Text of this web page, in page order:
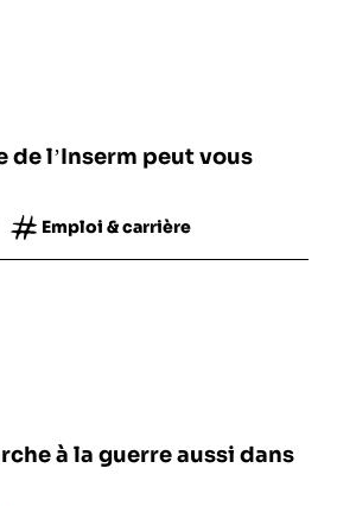
de l’Inserm peut vous
Emploi & carrière
à la guerre aussi dans